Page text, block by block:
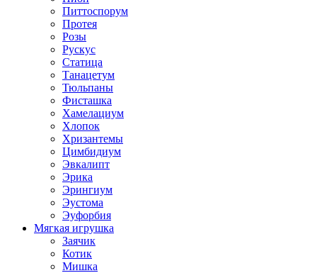
Питтоспорум
Протея
Розы
Рускус
Статица
Танацетум
Тюльпаны
Фисташка
Хамелациум
Хлопок
Хризантемы
Цимбидиум
Эвкалипт
Эрика
Эрингиум
Эустома
Эуфорбия
Мягкая игрушка
Заячик
Котик
Мишка